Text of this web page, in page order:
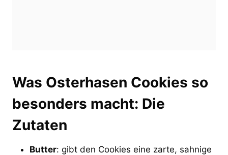
Was Osterhasen Cookies so
besonders macht: Die
Zutaten
Butter: gibt den Cookies eine zarte, sahnige